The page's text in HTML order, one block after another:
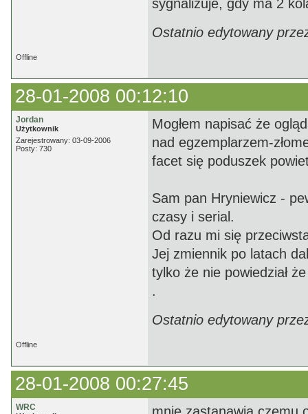
sygnalizuje, gdy ma 2
Ostatnio edytowany
Offline
28-01-2008 00:12:10
Jordan
Użytkownik
Zarejestrowany: 03-09-2006
Posty: 730
Mogłem napisać że
nad egzemplarzem-
facet się poduszek
Sam pan Hryniewicz -
czasy i serial.
Od razu mi się
Jej zmiennik po latach
tylko że nie powiedział
.
Ostatnio edytowany
Offline
28-01-2008 00:27:45
WRC